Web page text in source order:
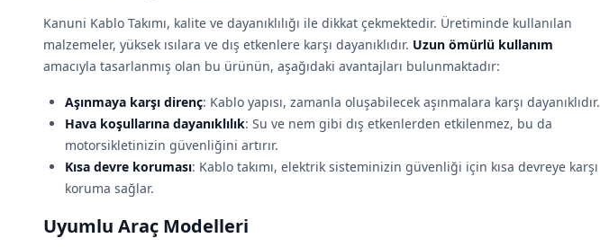
Kanuni Kablo Takımı, kalite ve dayanıklılığı ile dikkat çekmektedir. Üretiminde kullanılan
malzemeler, yüksek ısılara ve dış etkenlere karşı dayanıklıdır. Uzun ömürlü kullanım
amacıyla tasarlanmış olan bu ürünün, aşağıdaki avantajları bulunmaktadır:
Aşınmaya karşı direnç: Kablo yapısı, zamanla oluşabilecek aşınmalara karşı dayanıklıdır.
Hava koşullarına dayanıklılık: Su ve nem gibi dış etkenlerden etkilenmez, bu da
motorsikletinizin güvenliğini artırır.
Kısa devre koruması: Kablo takımı, elektrik sisteminizin güvenliği için kısa devreye karşı
koruma sağlar.
Uyumlu Araç Modelleri